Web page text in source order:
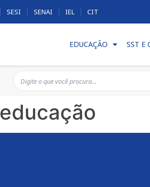
SESI SENAI IEL CIT
EDUCAÇÃO SST E
educação